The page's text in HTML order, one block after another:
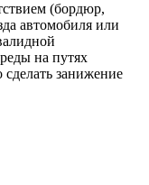
(бордюр,
автомобиля или
на путях
занижение